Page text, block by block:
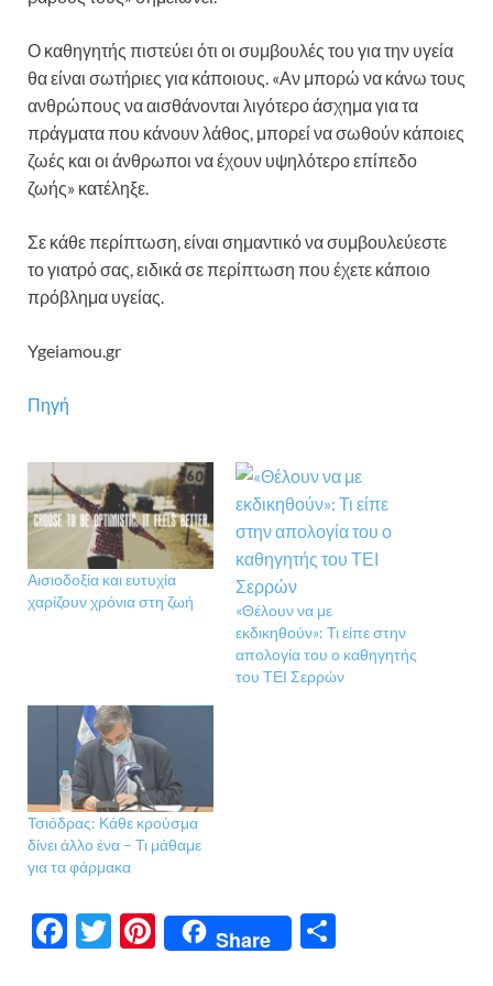
Ο καθηγητής πιστεύει ότι οι συμβουλές του για την υγεία
θα είναι σωτήριες για κάποιους. «Αν μπορώ να κάνω τους
ανθρώπους να αισθάνονται λιγότερο άσχημα για τα
πράγματα που κάνουν λάθος, μπορεί να σωθούν κάποιες
ζωές και οι άνθρωποι να έχουν υψηλότερο επίπεδο
ζωής» κατέληξε.
Σε κάθε περίπτωση, είναι σημαντικό να συμβουλεύεστε
το γιατρό σας, ειδικά σε περίπτωση που έχετε κάποιο
πρόβλημα υγείας.
Ygeiamou.gr
Πηγή
Αισιοδοξία και ευτυχία
χαρίζουν χρόνια στη ζωή
«Θέλουν να με
εκδικηθούν»: Τι είπε στην
απολογία του ο καθηγητής
του ΤΕΙ Σερρών
Τσιόδρας: Κάθε κρούσμα
δίνει άλλο ένα – Τι μάθαμε
για τα φάρμακα
F
T
Pi
nt
Share